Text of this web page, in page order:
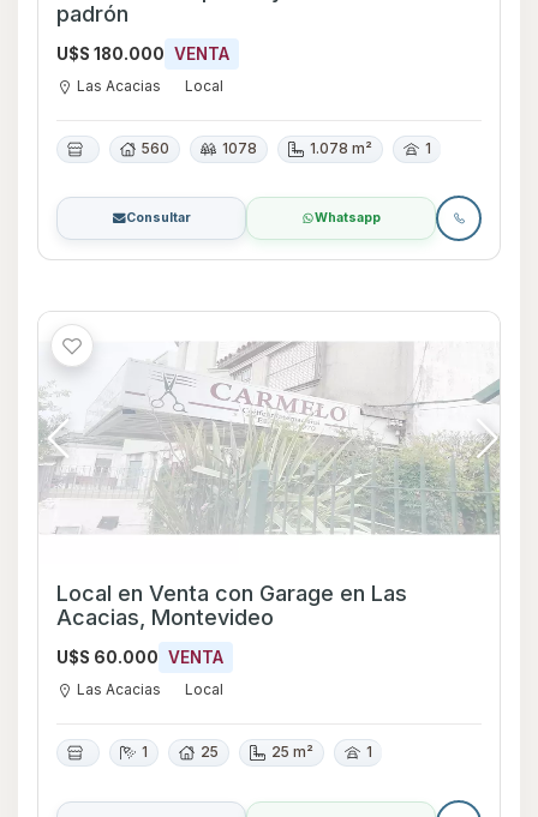
padrón
U$S 180.000 VENTA
Las Acacias Local
560 1078 1.078 m² 1
Consultar Whatsapp
Local en Venta con Garage en Las
Acacias, Montevideo
U$S 60.000 VENTA
Las Acacias Local
1 25 25 m² 1